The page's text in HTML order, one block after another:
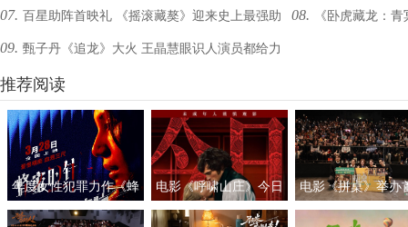
一样! 打出历史一片天
07. 百星助阵首映礼 《摇滚藏獒》迎来史上最强助
威团
08. 《卧虎藏龙：
09. 甄子丹《追龙》大火 王晶慧眼识人演员都给力
推荐阅读
年度女性犯罪力作《蜂
蜜的针》定档3月28日
电影《呼啸山庄》今日
上映
电影《拼桌》举办
礼及路演 白色情人